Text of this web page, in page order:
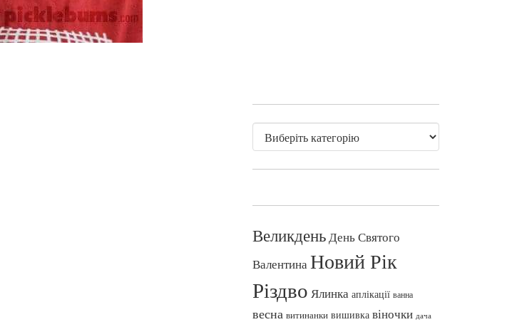
ВеликденьДень Святого
ВалентинаНовий Рік
Різдво Ялинка аплікації ванна
весна витинанки вишивка віночки дача